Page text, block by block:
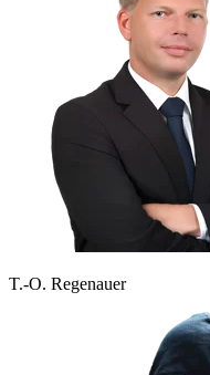
T.-O. Regenauer